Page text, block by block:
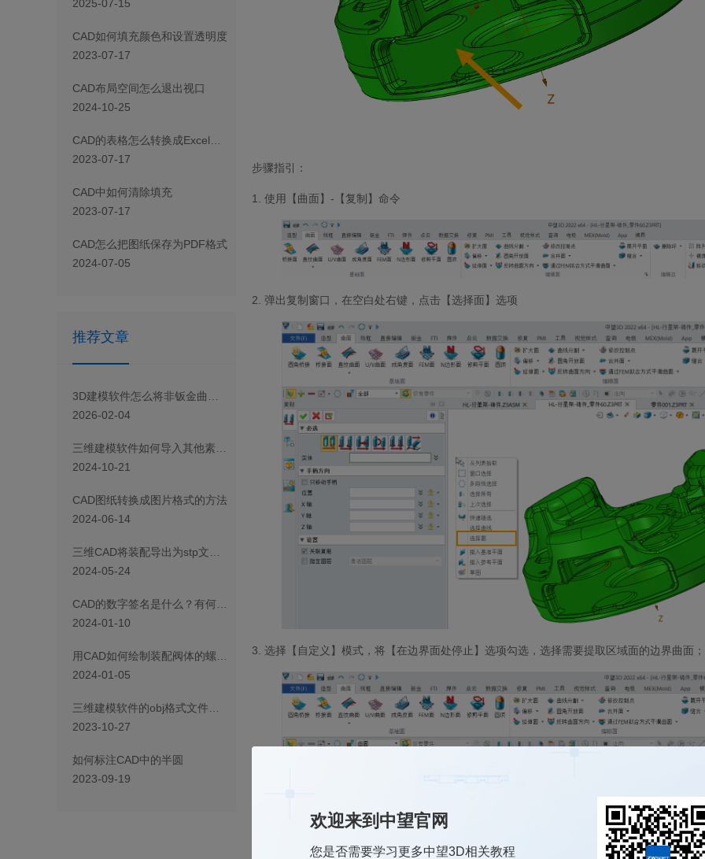
2025-07-15
CAD如何填充颜色和设置透明度
2023-07-17
CAD布局空间怎么退出视口
2024-10-25
CAD 的表格怎么转换成Excel表格
2023-07-17
CAD 中如何清除填充
2023-07-17
CAD怎么把图纸保存为PDF格式
2024-07-05
推荐文章
3D建模软件怎么将非钣金曲面进行展平
2026-02-04
三维建模软件如何导入其他素材库
2024-10-21
CAD图纸转换成图片格式的方法
2024-06-14
三维CAD将装配导出为stp文件且保留装配层级关系的方法
2024-05-24
CAD的数字签名是什么？有何用处？
2024-01-10
用CAD如何绘制装配阀体的螺母？
2024-01-05
三维建模软件的obj格式文件怎么打开
2023-10-27
如何标注CAD中的半圆
2023-09-19
步骤指引：
1. 使用【曲面】 - 【复制】命令
2. 弹出复制窗口，在空白处右键，点击【选择面】选项
3. 选择【自定义】模式，将【在边界面处停止】选项勾选，选择需要提取区域面的边界曲面；
欢迎来到中望官网
您是否需要学习更多中望3D相关教程